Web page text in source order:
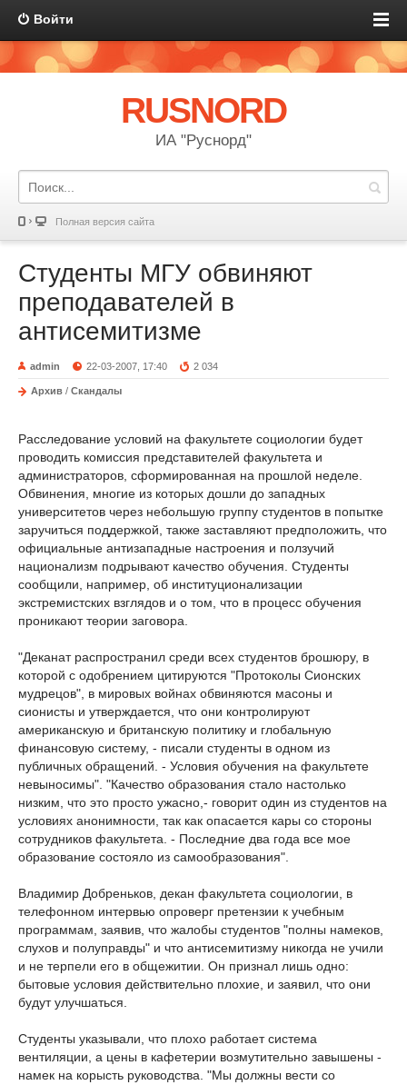
Войти
RUSNORD
ИА "Руснорд"
Полная версия сайта
Студенты МГУ обвиняют
преподавателей в
антисемитизме
admin 22-03-2007, 17:40 2 034
Архив / Скандалы
Расследование условий на факультете социологии будет
проводить комиссия представителей факультета и
администраторов, сформированная на прошлой неделе.
Обвинения, многие из которых дошли до западных
университетов через небольшую группу студентов в попытке
заручиться поддержкой, также заставляют предположить, что
официальные антизападные настроения и ползучий
национализм подрывают качество обучения. Студенты
сообщили, например, об институционализации
экстремистских взглядов и о том, что в процесс обучения
проникают теории заговора.
"Деканат распространил среди всех студентов брошюру, в
которой с одобрением цитируются "Протоколы Сионских
мудрецов", в мировых войнах обвиняются масоны и
сионисты и утверждается, что они контролируют
американскую и британскую политику и глобальную
финансовую систему, - писали студенты в одном из
публичных обращений. - Условия обучения на факультете
невыносимы". "Качество образования стало настолько
низким, что это просто ужасно,- говорит один из студентов на
условиях анонимности, так как опасается кары со стороны
сотрудников факультета. - Последние два года все мое
образование состояло из самообразования".
Владимир Добреньков, декан факультета социологии, в
телефонном интервью опроверг претензии к учебным
программам, заявив, что жалобы студентов "полны намеков,
слухов и полуправды" и что антисемитизму никогда не учили
и не терпели его в общежитии. Он признал лишь одно:
бытовые условия действительно плохие, и заявил, что они
будут улучшаться.
Студенты указывали, что плохо работает система
вентиляции, а цены в кафетерии возмутительно завышены -
намек на корысть руководства. "Мы должны вести со